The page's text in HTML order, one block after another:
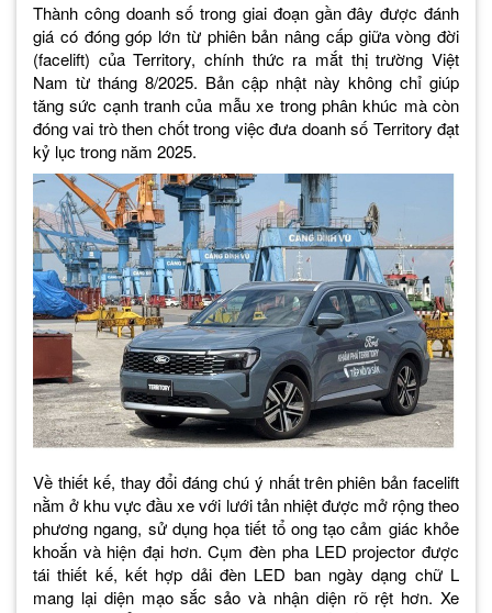
Thành công doanh số trong giai đoạn gần đây được đánh
giá có đóng góp lớn từ phiên bản nâng cấp giữa vòng đời
(facelift) của Territory, chính thức ra mắt thị trường Việt
Nam từ tháng 8/2025. Bản cập nhật này không chỉ giúp
tăng sức cạnh tranh của mẫu xe trong phân khúc mà còn
đóng vai trò then chốt trong việc đưa doanh số Territory đạt
kỷ lục trong năm 2025.
Về thiết kế, thay đổi đáng chú ý nhất trên phiên bản facelift
nằm ở khu vực đầu xe với lưới tản nhiệt được mở rộng theo
phương ngang, sử dụng họa tiết tổ ong tạo cảm giác khỏe
khoắn và hiện đại hơn. Cụm đèn pha LED projector được
tái thiết kế, kết hợp dải đèn LED ban ngày dạng chữ L
mang lại diện mạo sắc sảo và nhận diện rõ rệt hơn. Xe